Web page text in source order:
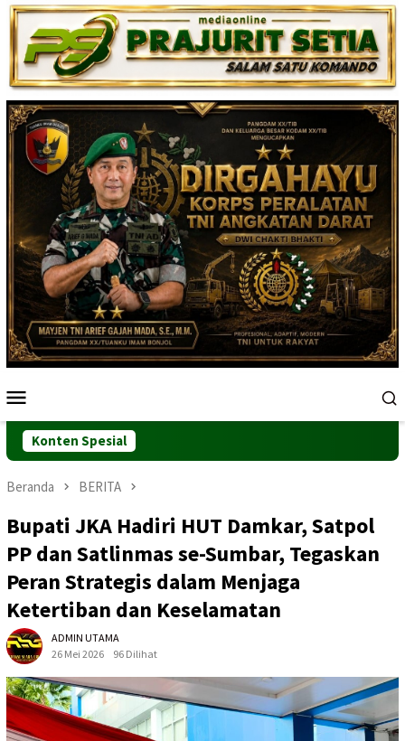
Loncat
ke
konten
Mobile
Konten Spesial
Beranda BERITA
Bupati JKA Hadiri HUT Damkar, Satpol
PP dan Satlinmas se-Sumbar, Tegaskan
Peran Strategis dalam Menjaga
Ketertiban dan Keselamatan
ADMIN UTAMA
26 Mei 2026
96 Dilihat